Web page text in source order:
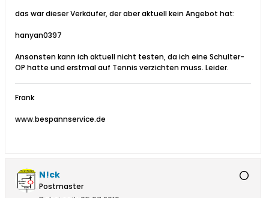
das war dieser Verkäufer, der aber aktuell kein Angebot hat:
hanyan0397
Ansonsten kann ich aktuell nicht testen, da ich eine Schulter-
OP hatte und erstmal auf Tennis verzichten muss. Leider.
Frank
www.bespannservice.de
N!ck
Postmaster